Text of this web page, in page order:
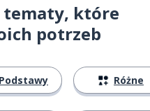
tematy, które
potrzeb
Podstawy Różne